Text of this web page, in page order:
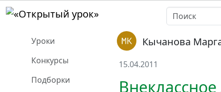
Уроки
Конкурсы
Подборки
Кычанова
15.04.2011